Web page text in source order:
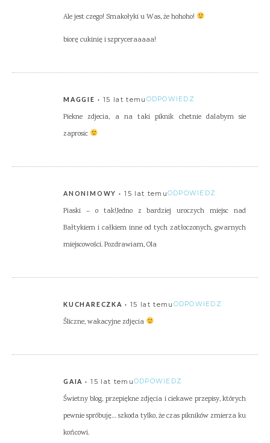
Ale jest czego! Smakołyki u Was, że hohoho!
biorę cukinię i szpryceraaaaa!
MAGGIE 15 lat temu ODPOWIEDZ
Piekne zdjecia, a na taki piknik chetnie dalabym sie
zaprosic
ANONIMOWY 15 lat temuODPOWIEDZ
Piaski – o tak!Jedno z bardziej uroczych miejsc nad
Bałtykiem i całkiem inne od tych zatłoczonych, gwarnych
miejscowości. Pozdrawiam, Ola
KUCHARECZKA 15 lat temu ODPOWIEDZ
Śliczne, wakacyjne zdjęcia
GAIA 15 lat temuODPOWIEDZ
Świetny blog, przepiękne zdjęcia i ciekawe przepisy, których
pewnie spróbuję… szkoda tylko, że czas pikników zmierza ku
końcowi.